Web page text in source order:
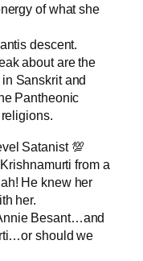
of what she
descent.
about are the
Sanskrit and
Pantheonic
Satanist 💯
from a
He knew her
her.
Besant…and
should we